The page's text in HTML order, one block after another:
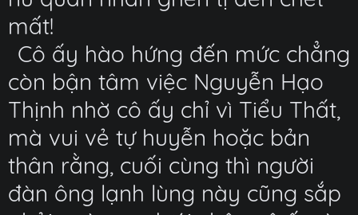
mất!
Cô ấy hào hứng đến mức chẳng
còn bận tâm việc Nguyễn Hạo
Thịnh nhờ cô ấy chỉ vì Tiểu Thất,
mà vui vẻ tự huyễn hoặc bản
thân rằng, cuối cùng thì người
đàn ông lạnh lùng này cũng sắp